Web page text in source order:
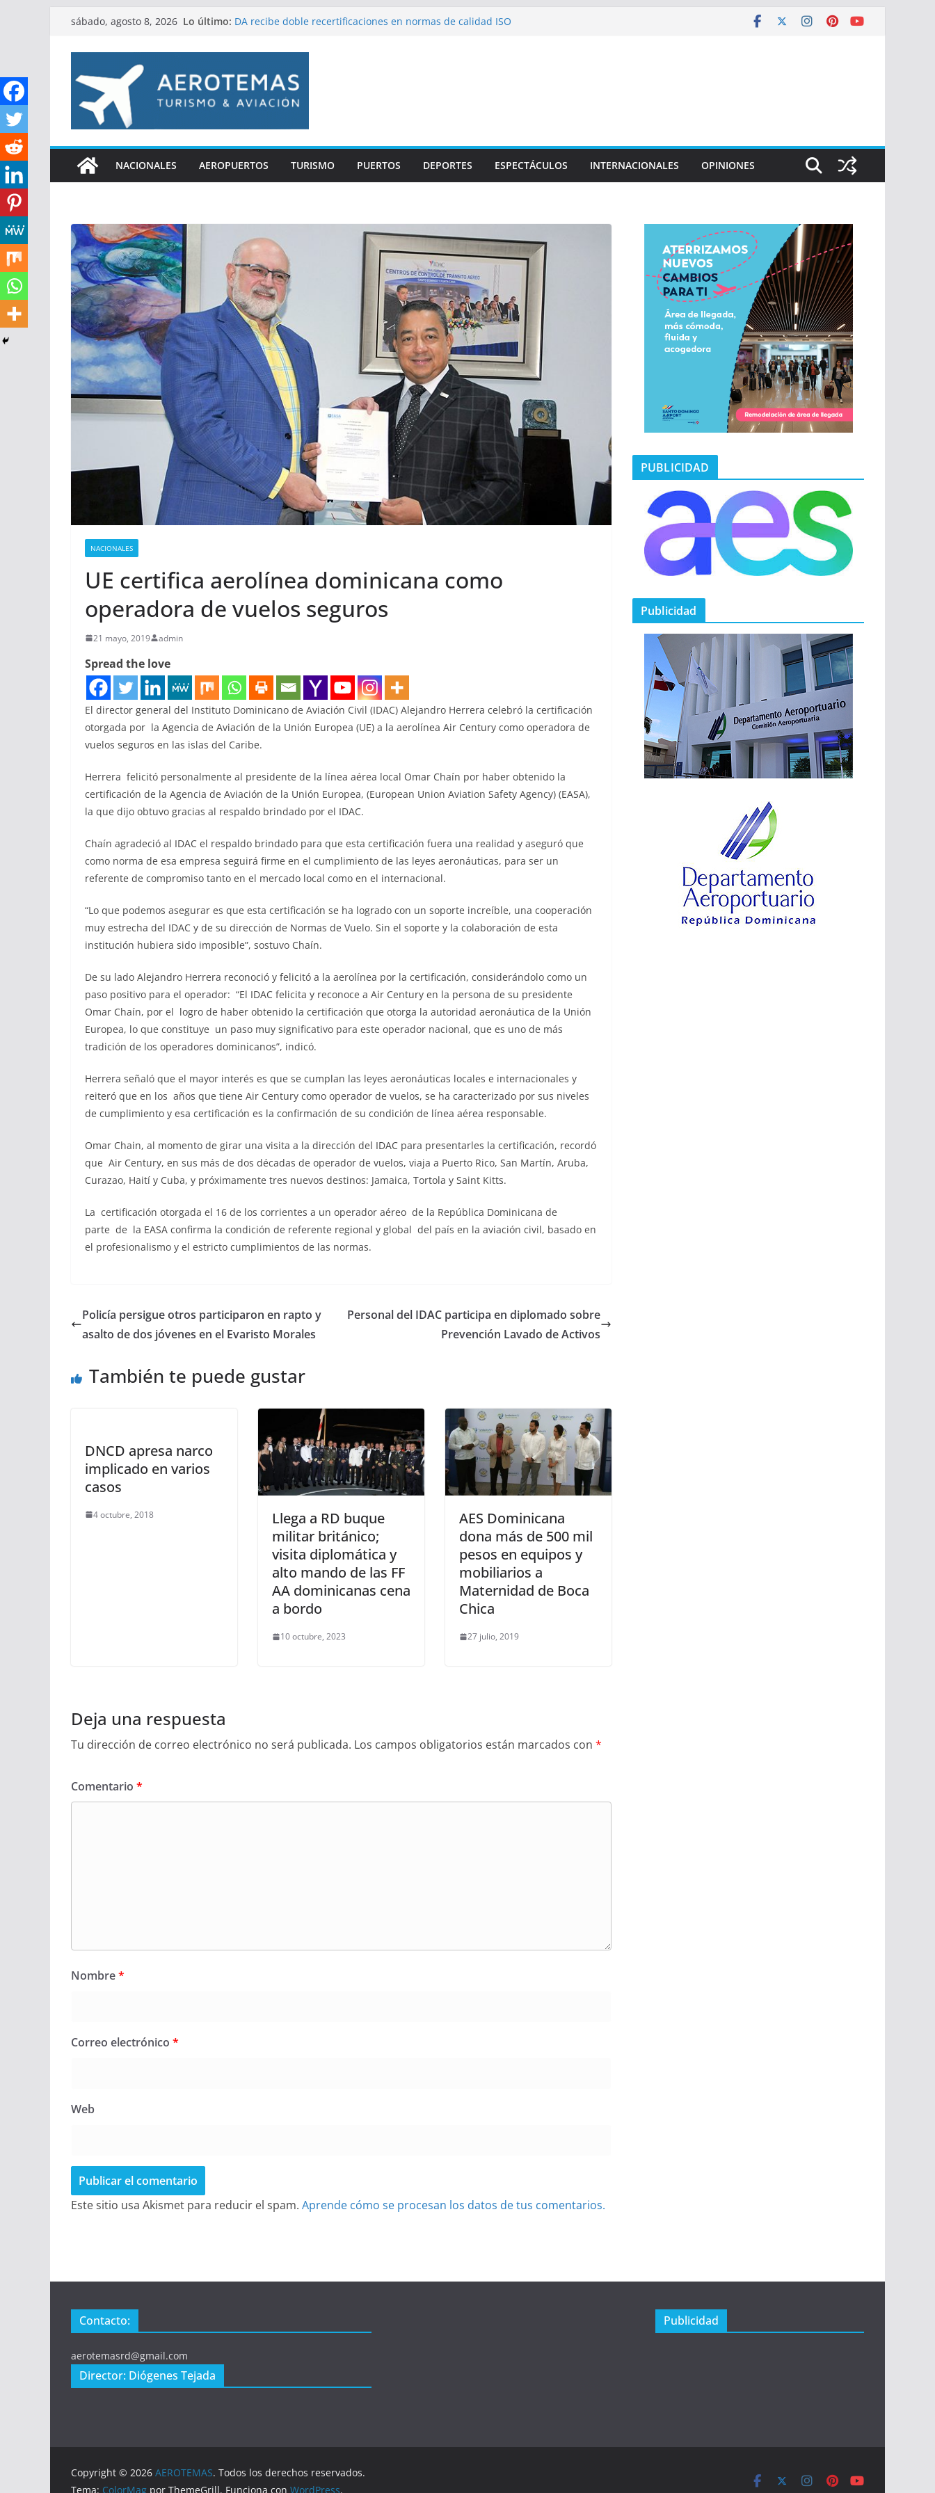
Saltar
contenido
sábado, agosto 8, 2026 Lo último: DA recibe doble recertificaciones en normas de calidad ISO
República Dominicana participa en foro OACI\CLAC
DNCD y Ministerio Público arrestan a nueve personas
Departamento Aeroportuario y DGP acuerdan facilitar
NACIONALES AEROPUERTOS TURISMO PUERTOS DEPORTES ESPECTÁCULOS INTERNACIONALES OPINIONES
NACIONALES
UE certifica aerolínea dominicana como
operadora de vuelos seguros
21 mayo, 2019 admin
Spread the love
El director general del Instituto Dominicano de Aviación Civil (IDAC) Alejandro Herrera celebró la certificación
otorgada por la Agencia de Aviación de la Unión Europea (UE) a la aerolínea Air Century como operadora de
vuelos seguros en las islas del Caribe.
Herrera felicitó personalmente al presidente de la línea aérea local Omar Chaín por haber obtenido la
certificación de la Agencia de Aviación de la Unión Europea, (European Union Aviation Safety Agency) (EASA),
la que dijo obtuvo gracias al respaldo brindado por el IDAC.
Chaín agradeció al IDAC el respaldo brindado para que esta certificación fuera una realidad y aseguró que
como norma de esa empresa seguirá firme en el cumplimiento de las leyes aeronáuticas, para ser un
referente de compromiso tanto en el mercado local como en el internacional.
“Lo que podemos asegurar es que esta certificación se ha logrado con un soporte increíble, una cooperación
muy estrecha del IDAC y de su dirección de Normas de Vuelo. Sin el soporte y la colaboración de esta
institución hubiera sido imposible”, sostuvo Chaín.
De su lado Alejandro Herrera reconoció y felicitó a la aerolínea por la certificación, considerándolo como un
paso positivo para el operador: “El IDAC felicita y reconoce a Air Century en la persona de su presidente
Omar Chaín, por el logro de haber obtenido la certificación que otorga la autoridad aeronáutica de la Unión
Europea, lo que constituye un paso muy significativo para este operador nacional, que es uno de más
tradición de los operadores dominicanos”, indicó.
Herrera señaló que el mayor interés es que se cumplan las leyes aeronáuticas locales e internacionales y
reiteró que en los años que tiene Air Century como operador de vuelos, se ha caracterizado por sus niveles
de cumplimiento y esa certificación es la confirmación de su condición de línea aérea responsable.
Omar Chain, al momento de girar una visita a la dirección del IDAC para presentarles la certificación, recordó
que Air Century, en sus más de dos décadas de operador de vuelos, viaja a Puerto Rico, San Martín, Aruba,
Curazao, Haití y Cuba, y próximamente tres nuevos destinos: Jamaica, Tortola y Saint Kitts.
La certificación otorgada el 16 de los corrientes a un operador aéreo de la República Dominicana de
parte de la EASA confirma la condición de referente regional y global del país en la aviación civil, basado en
el profesionalismo y el estricto cumplimientos de las normas.
Policía persigue otros participaron en rapto y
asalto de dos jóvenes en el Evaristo Morales
Personal del IDAC participa en diplomado sobre
Prevención Lavado de Activos
También te puede gustar
DNCD apresa narco
implicado en varios
casos
4 octubre, 2018
Llega a RD buque
militar británico;
visita diplomática y
alto mando de las FF
AA dominicanas cena
a bordo
10 octubre, 2023
AES Dominicana
dona más de 500 mil
pesos en equipos y
mobiliarios a
Maternidad de Boca
Chica
27 julio, 2019
Deja una respuesta
Tu dirección de correo electrónico no será publicada. Los campos obligatorios están marcados con *
Comentario *
Nombre*
Correo electrónico *
Web
Este sitio usa Akismet para reducir el spam. Aprende cómo se procesan los datos de tus comentarios.
PUBLICIDAD
Publicidad
Contacto:
aerotemasrd@gmail.com
Director: Diógenes Tejada
Publicidad
Copyright © 2026 AEROTEMAS. Todos los derechos reservados.
Tema: ColorMag por ThemeGrill. Funciona con WordPress.